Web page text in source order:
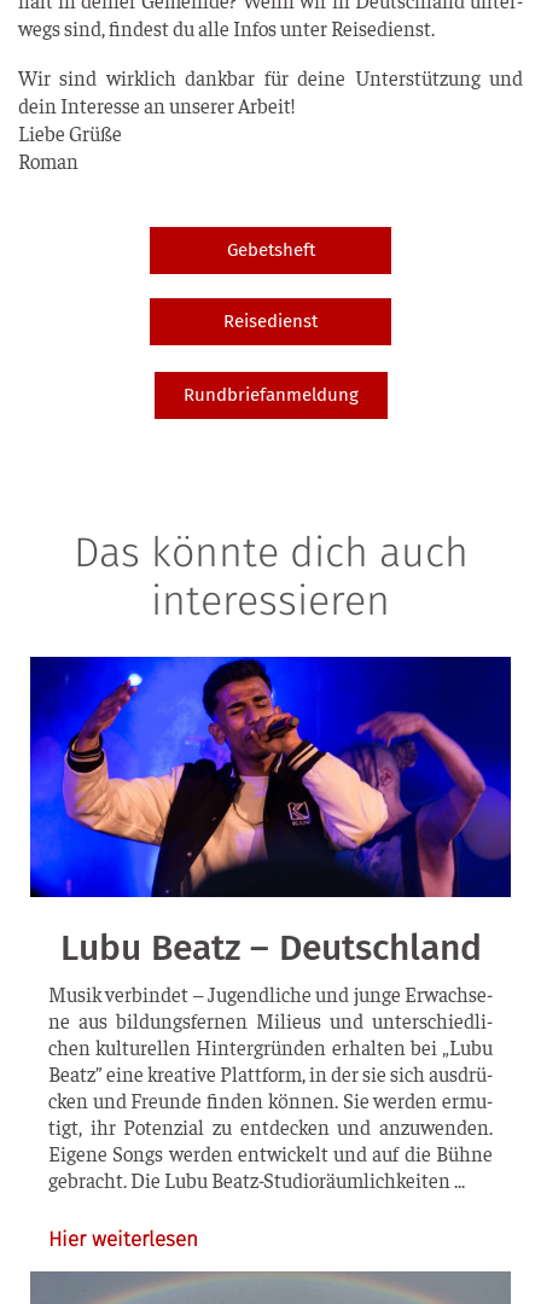
wegs sind, fin­dest du alle Infos unter Reisedienst.
Wir sind wirk­lich dank­bar für dei­ne Unter­stüt­zung und
dein Inter­es­se an unse­rer Arbeit!
Lie­be Grü­ße
Roman
Gebetsheft
Reisedienst
Rundbriefanmeldung
Das könnte dich auch
interessieren
Lubu Beatz – Deutschland
Musik ver­bin­det – Jugend­li­che und jun­ge Erwach­se­
ne aus bil­dungs­fer­nen Milieus und unter­schied­li­
chen kul­tu­rel­len Hin­ter­grün­den erhal­ten bei „Lubu
Beatz” eine krea­ti­ve Platt­form, in der sie sich aus­drü­
cken und Freun­de fin­den kön­nen. Sie wer­den ermu­
tigt, ihr Poten­zi­al zu ent­de­cken und anzu­wen­den.
Eige­ne Songs wer­den ent­wi­ckelt und auf die Büh­ne
gebracht. Die Lubu Beatz-Studioräumlichkeiten
Hier weiterlesen